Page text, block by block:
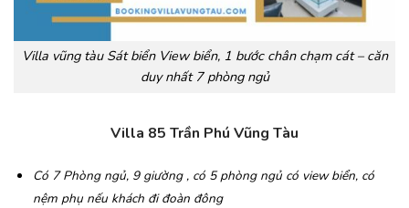
Villa vũng tàu Sát biển View biển, 1 bước chân chạm cát – căn
duy nhất 7 phòng ngủ
Villa 85 Trần Phú Vũng Tàu
Có 7 Phòng ngủ, 9 giường , có 5 phòng ngủ có view biển, có
nệm phụ nếu khách đi đoàn đông